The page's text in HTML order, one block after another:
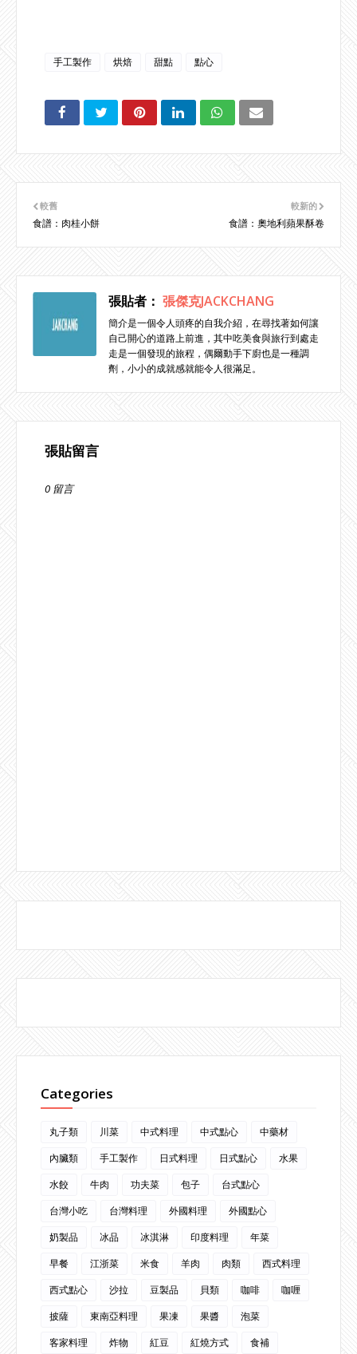
手工製作 烘焙 甜點 點心
較新的
食譜：奧地利蘋果酥卷
較舊
食譜：肉桂小餅
張貼者： 張傑克JACKCHANG
簡介是一個令人頭疼的自我介紹，在尋找著如何讓
自己開心的道路上前進，其中吃美食與旅行到處走
走是一個發現的旅程，偶爾動手下廚也是一種調
劑，小小的成就感就能令人很滿足。
張貼留言
0 留言
Categories
丸子類 川菜 中式料理 中式點心
中藥材
內臟類
手工製作 日式料理 日式點心
水果
水餃
牛肉 功夫菜 包子
台式點心
台灣小吃
台灣料理 外國料理
外國點心
奶製品
冰品 冰淇淋 印度料理
年菜
早餐
江浙菜 米食 羊肉 肉類
西式料理
西式點心
沙拉 豆製品 貝類 咖啡
咖喱
披薩
東南亞料理 果凍 果醬
泡菜
客家料理
炸物 紅豆 紅燒方式 食補